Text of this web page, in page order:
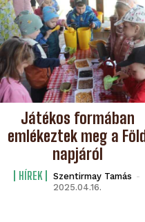
Játékos formában
emlékeztek meg a Föld
napjáról
HÍREK Szentirmay Tamás -
2025.04.16.